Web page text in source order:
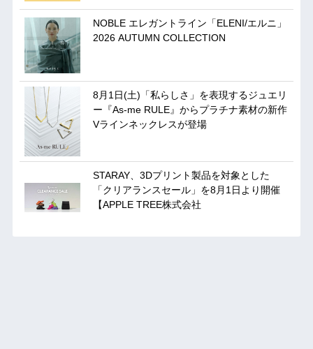
NOBLE エレガントライン「ELENI/エルニ」
2026 AUTUMN COLLECTION
8月1日(土)「私らしさ」を表現するジュエリ
ー『As-me RULE』からプラチナ素材の新作
Vラインネックレスが登場
STARAY、3Dプリント製品を対象とした
「クリアランスセール」を8月1日より開催
【APPLE TREE株式会社